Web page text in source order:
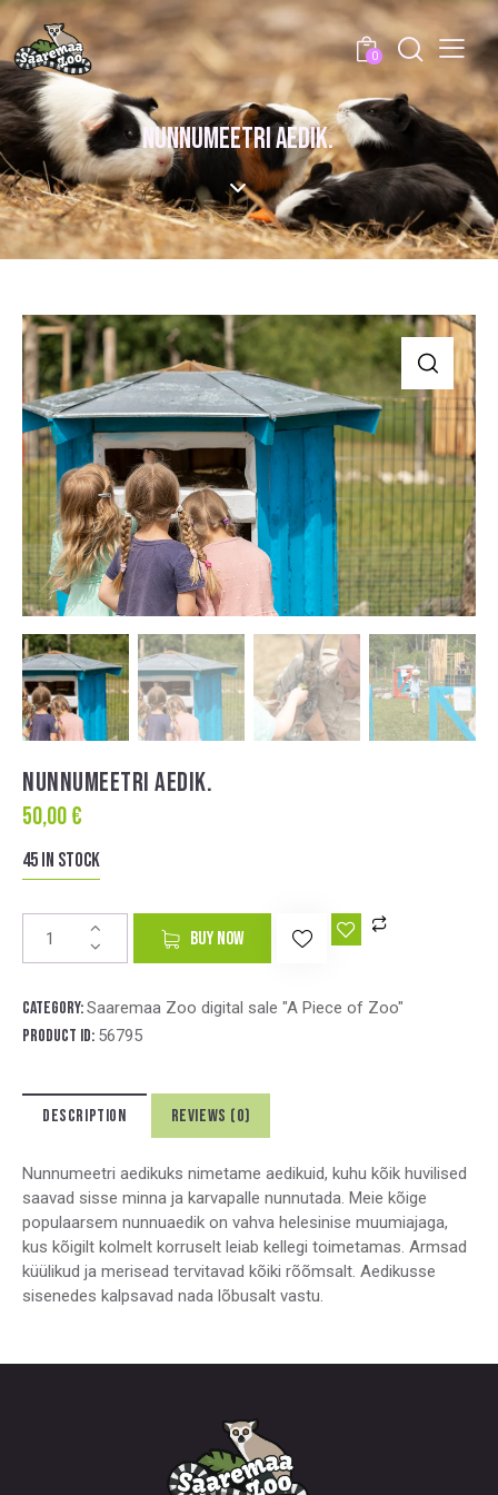
0
NUNNUMEETRI AEDIK.
NUNNUMEETRI AEDIK.
50,00€
45 in stock
BUY NOW
e
e
:
Category:Saaremaa Zoo digital sale "A Piece of Zoo"
Product ID: 56795
DESCRIPTION REVIEWS (0)
Nunnumeetri aedikuks nimetame aedikuid, kuhu kõik huvilised
saavad sisse minna ja karvapalle nunnutada. Meie kõige
populaarsem nunnuaedik on vahva helesinise muumiajaga,
kus kõigilt kolmelt korruselt leiab kellegi toimetamas. Armsad
küülikud ja merisead tervitavad kõiki rõõmsalt. Aedikusse
sisenedes kalpsavad nada lõbusalt vastu.